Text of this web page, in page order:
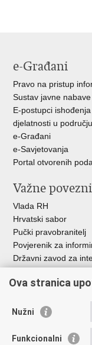
e-Građani
Pravo na pristup
Sustav javne nabave
E-postupci
djelatnosti u
e-Građani
e-Savjetovanja
Portal otvorenih
Važne
Vlada RH
Hrvatski sabor
Pučki pravobranitelj
Povjerenik za
Državni zavod za
HAKOM
Ostale
Hrvatski
Ova stranica
Nužni
Funkcionalni